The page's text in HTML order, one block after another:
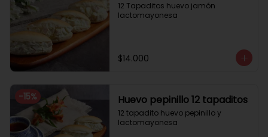
12 Tapaditos huevo jamón
lactomayonesa
$14.000
-15% Huevo pepinillo 12 tapaditos
12 tapadito huevo pepinillo y
lactomayonesa